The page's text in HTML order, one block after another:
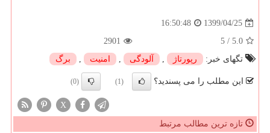
1399/04/25
16:50:48
5.0
/
5
2901
تگهای خبر:
رپورتاژ , آلودگی , امنیت , برگ
این مطلب را می پسندید؟ (1)
(0)
X
تازه ترین مطالب مرتبط